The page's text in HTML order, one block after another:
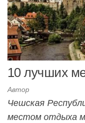
10 лучших
Автор
Чешская
местом отдыха